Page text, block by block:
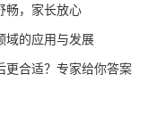
畅，家长放心
域的应用与发展
更合适？专家给你答案